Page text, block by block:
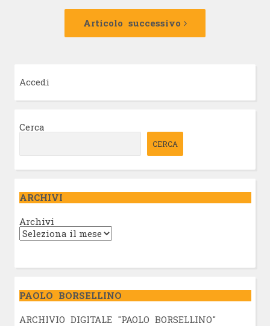
Articolo successivo
Articolo
Accedi
Cerca
CERCA
ARCHIVI
Archivi
PAOLO BORSELLINO
ARCHIVIO DIGITALE "PAOLO BORSELLINO"